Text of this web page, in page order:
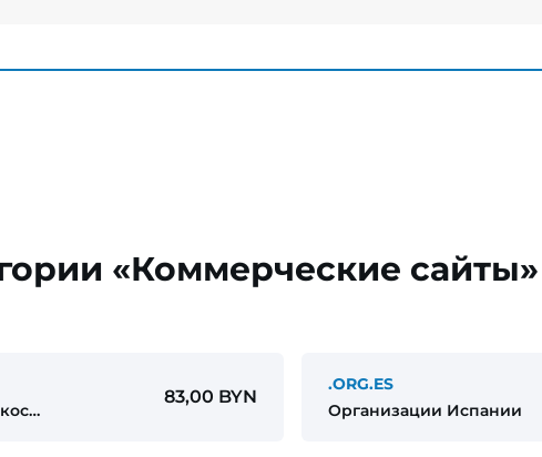
«Коммерческие сайты»
83,00 BYN
.ORG.ES
Организации Испании